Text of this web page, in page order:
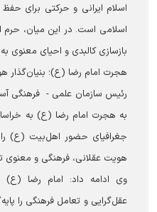
اسلام ایرانی و حرکتی برای
اسلامی است. در این میان، حرم
بازسازی کالبدی و احیای معنوی
هجرت امام رضا (ع)؛ بنیان‌گذار
رئیس سازمان علمی‌ - ‌ فرهنگی
به هجرت امام رضا (ع) به
جغرافیای حضور اهل‌بیت (ع)
هویت عقلانی، فرهنگی و معنوی
وی ادامه داد: امام رضا (ع)
عقل‌گرایی و تعامل فرهنگی را